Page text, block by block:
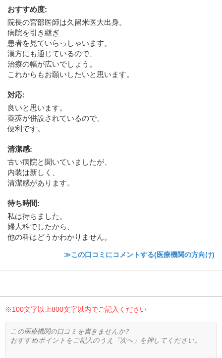
おすすめ度:
院長の宮部医師は久留米医大出身。
病院を引き継ぎ
患者を見ていらっしゃいます。
漢方にも通じているので、
治療の幅が広いでしょう。
これからもお願いしたいと思います。
対応:
良いと思います。
薬莢が併設されているので、
便利です。
清潔感:
古い病院と聞いていましたが、
内装は新しく、
清潔感があります。
待ち時間:
私は待ちました。
婦人科でしたから、
他の科はどうかわかりません。
≫この口コミにコメントする(医療機関の方向け)
※100文字以上800文字以内でご記入ください